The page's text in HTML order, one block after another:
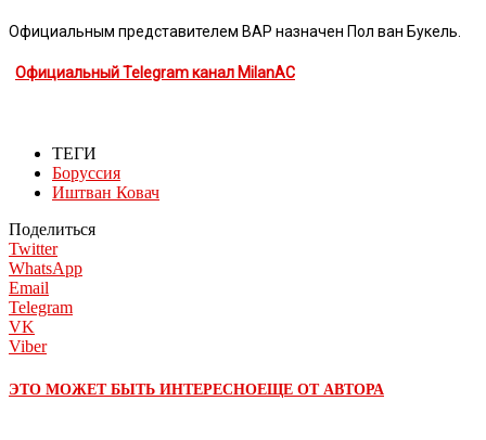
Официальным представителем ВАР назначен Пол ван Букель.
Официальный Telegram канал MilanAC
ТЕГИ
Боруссия
Иштван Ковач
Поделиться
Twitter
WhatsApp
Email
Telegram
VK
Viber
ЭТО МОЖЕТ БЫТЬ ИНТЕРЕСНОЕЩЕ ОТ АВТОРА